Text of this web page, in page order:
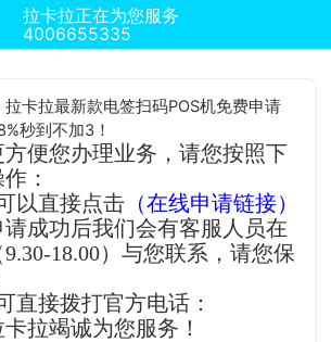
拉卡拉正在为您服务
4006655335
卡拉最新款电签扫码POS机免费申请
秒到不加3！
便您办理业务，请您按照下
：
以直接点击 （在线申请链接）
成功后我们会有客服人员在
18.00）与您联系，请您保
直接拨打官方电话：
卡拉竭诚为您服务！